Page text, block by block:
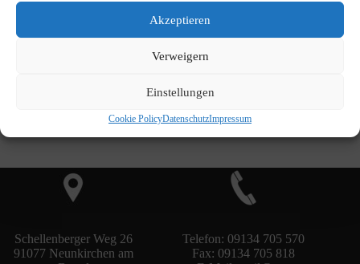
Akzeptieren
Verweigern
Einstellungen
Cookie PolicyDatenschutzImpressum
Schülerarbeiten Übersicht
Schellenberger Weg 26
91077 Neunkirchen am
Telefon: 09134 705 570
Fax: 09134 705 818